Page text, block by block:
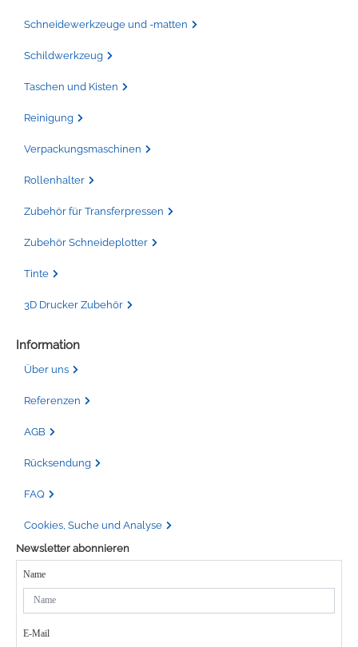
Schneidewerkzeuge und -matten
Schildwerkzeug
Taschen und Kisten
Reinigung
Verpackungsmaschinen
Rollenhalter
Zubehör für Transferpressen
Zubehör Schneideplotter
Tinte
3D Drucker Zubehör
Information
Über uns
Referenzen
AGB
Rücksendung
FAQ
Cookies, Suche und Analyse
Newsletter abonnieren
Name
E-Mail